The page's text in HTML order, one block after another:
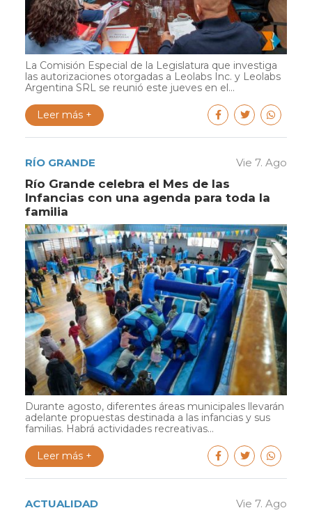
La Comisión Especial de la Legislatura que investiga
las autorizaciones otorgadas a Leolabs Inc. y Leolabs
Argentina SRL se reunió este jueves en el...
Leer más +
RÍO GRANDE Vie 7. Ago
Río Grande celebra el Mes de las
Infancias con una agenda para toda la
familia
Durante agosto, diferentes áreas municipales llevarán
adelante propuestas destinada a las infancias y sus
familias. Habrá actividades recreativas...
Leer más +
ACTUALIDAD Vie 7. Ago